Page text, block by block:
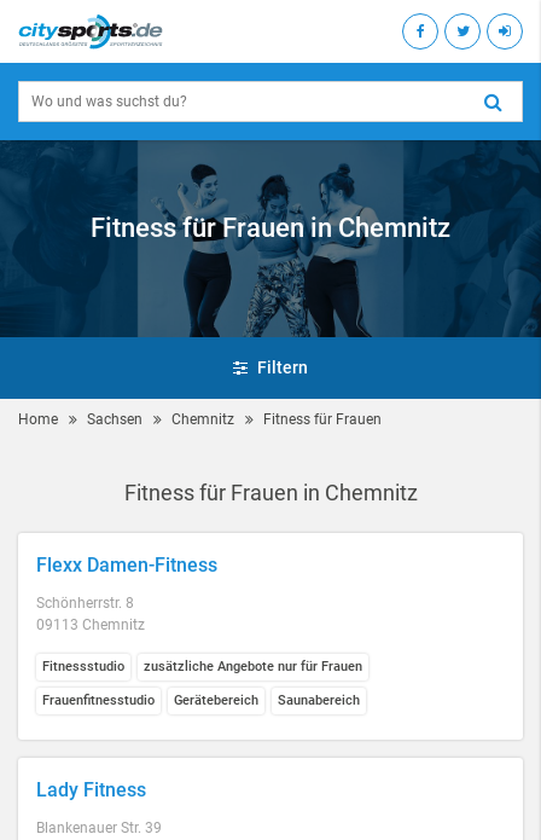
Fitness für Frauen in Chemnitz
Filtern
Home Sachsen Chemnitz Fitness für Frauen
Fitness für Frauen in Chemnitz
Flexx Damen-Fitness
Schönherrstr. 8
09113 Chemnitz
Fitnessstudio zusätzliche Angebote nur für Frauen
Frauenfitnesstudio Gerätebereich Saunabereich
Lady Fitness
Blankenauer Str. 39